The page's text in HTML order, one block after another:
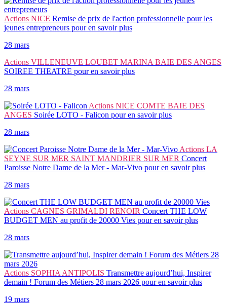
Actions NICE Remise de prix de l'action professionnelle pour les
jeunes entrepreneurs pour en savoir plus
28 mars
Actions VILLENEUVE LOUBET MARINA BAIE DES ANGES
SOIREE THEATRE pour en savoir plus
28 mars
Actions NICE COMTE BAIE DES
ANGES Soirée LOTO - Falicon pour en savoir plus
28 mars
Actions LA
SEYNE SUR MER SAINT MANDRIER SUR MER Concert
Paroisse Notre Dame de la Mer - Mar-Vivo pour en savoir plus
28 mars
Actions CAGNES GRIMALDI RENOIR Concert THE LOW
BUDGET MEN au profit de 20000 Vies pour en savoir plus
28 mars
Actions SOPHIA ANTIPOLIS Transmettre aujourd’hui, Inspirer
demain ! Forum des Métiers 28 mars 2026 pour en savoir plus
19 mars